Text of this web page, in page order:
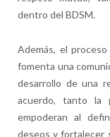
dentro del BDSM.
Además, el
fomenta una
desarrollo de una
acuerdo, tanto la
empoderan al
deseos y fortalecer